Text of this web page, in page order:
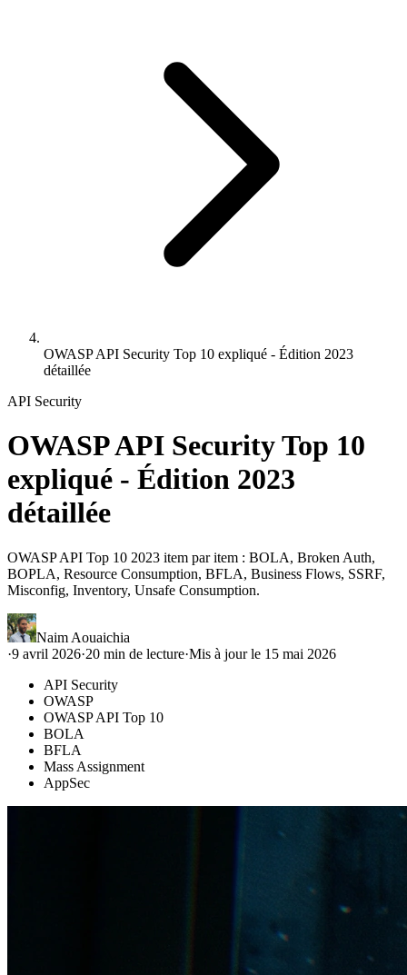
OWASP API Security Top 10 expliqué - Édition 2023
détaillée
API Security
OWASP API Security Top 10
expliqué - Édition 2023
détaillée
OWASP API Top 10 2023 item par item : BOLA, Broken Auth,
BOPLA, Resource Consumption, BFLA, Business Flows, SSRF,
Misconfig, Inventory, Unsafe Consumption.
Naim Aouaichia
·9 avril 2026·20 min de lecture·Mis à jour le 15 mai 2026
API Security
OWASP
OWASP API Top 10
BOLA
BFLA
Mass Assignment
AppSec